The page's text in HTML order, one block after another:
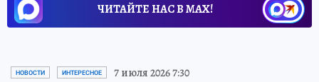
ЧИТАЙТЕ НАС В МАХ!
НОВОСТИ ИНТЕРЕСНОЕ 7 июля 2026 7:30